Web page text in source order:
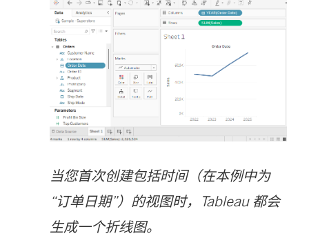
当您首次创建包括时间（在本例中为
“订单日期”）的视图时，Tableau 都会
生成一个折线图。